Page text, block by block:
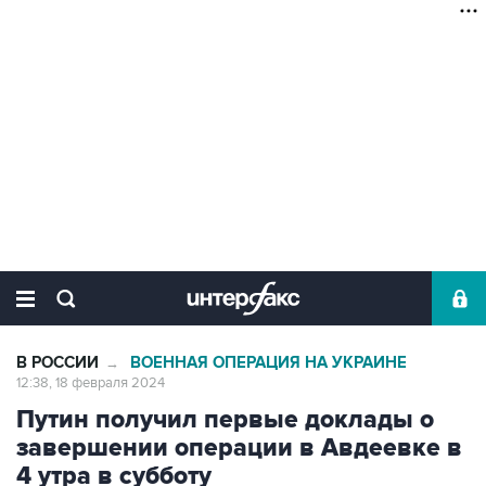
В РОССИИ → ВОЕННАЯ ОПЕРАЦИЯ НА УКРАИНЕ
12:38, 18 февраля 2024
Путин получил первые доклады о
завершении операции в Авдеевке в
4 утра в субботу